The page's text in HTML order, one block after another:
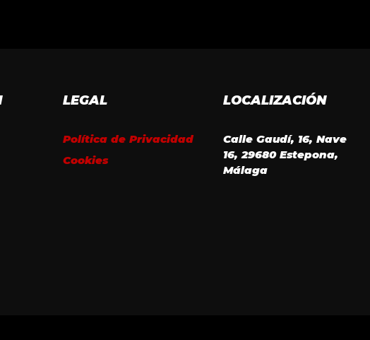
LEGAL
Política de Privacidad
Cookies
LOCALIZACIÓN
Calle Gaudí, 16, Nave
16, 29680 Estepona,
Málaga